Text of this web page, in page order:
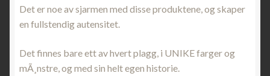
Det er noe av sjarmen med disse produktene, og skaper
en fullstendig autensitet.
Det finnes bare ett av hvert plagg, i UNIKE farger og
mÃ¸nstre, og med sin helt egen historie.